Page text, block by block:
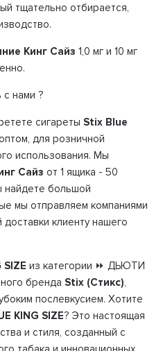
тщательно отбирается,
Кинг Сайз 1,0 мг и 10 мг
с нами ?
сигареты Stix Blue
для розничной
использования. Мы
Сайз от 1 ящика - 50
найдете большой
мы отправляем компаниями
клиенту нашего
из категории ⏩ ДЬЮТИ
бренда Stix (Стикс),
послевкусием. Хотите
KING SIZE? Это настоящая
и стиля, созданный с